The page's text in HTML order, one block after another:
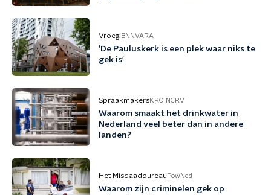
Vroeg! BNNVARA
'De Pauluskerk is een plek waar niks te
gek is'
SpraakmakersKRO-NCRV
Waarom smaakt het drinkwater in
Nederland veel beter dan in andere
landen?
Het Misdaadbureau PowNed
Waarom zijn criminelen gek op